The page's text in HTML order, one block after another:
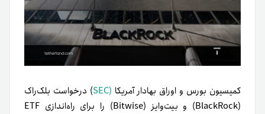
کمیسیون بورس و اوراق بهادار آمریکا (SEC
) درخواست بلک‌راک
(BlackRock) و بیت‌وایز (Bitwise) را برای راه‌اندازی ETF